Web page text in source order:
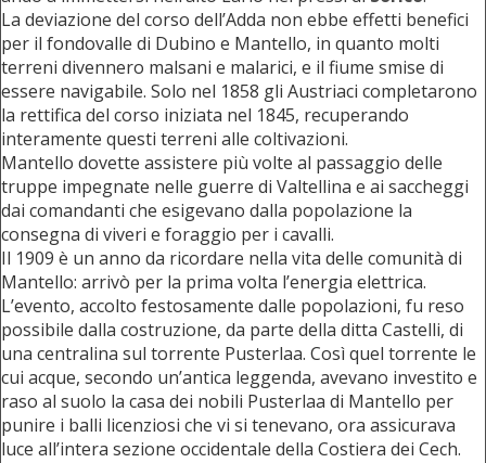
La deviazione del corso dell’Adda non ebbe effetti benefici
per il fondovalle di Dubino e Mantello, in quanto molti
terreni divennero malsani e malarici, e il fiume smise di
essere navigabile. Solo nel 1858 gli Austriaci completarono
la rettifica del corso iniziata nel 1845, recuperando
interamente questi terreni alle coltivazioni.
Mantello dovette assistere più volte al passaggio delle
truppe impegnate nelle guerre di Valtellina e ai saccheggi
dai comandanti che esigevano dalla popolazione la
consegna di viveri e foraggio per i cavalli.
Il 1909 è un anno da ricordare nella vita delle comunità di
Mantello: arrivò per la prima volta l’energia elettrica.
L’evento, accolto festosamente dalle popolazioni, fu reso
possibile dalla costruzione, da parte della ditta Castelli, di
una centralina sul torrente Pusterlaa. Così quel torrente le
cui acque, secondo un’antica leggenda, avevano investito e
raso al suolo la casa dei nobili Pusterlaa di Mantello per
punire i balli licenziosi che vi si tenevano, ora assicurava
luce all’intera sezione occidentale della Costiera dei Cech.